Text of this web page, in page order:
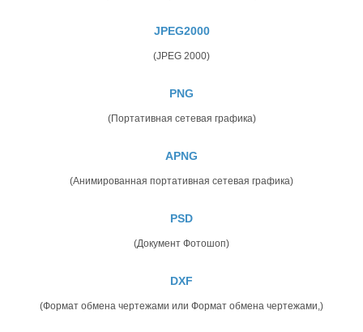
JPEG2000
(JPEG 2000)
PNG
(Портативная сетевая графика)
APNG
(Анимированная портативная сетевая графика)
PSD
(Документ Фотошоп)
DXF
(Формат обмена чертежами или Формат обмена чертежами,)